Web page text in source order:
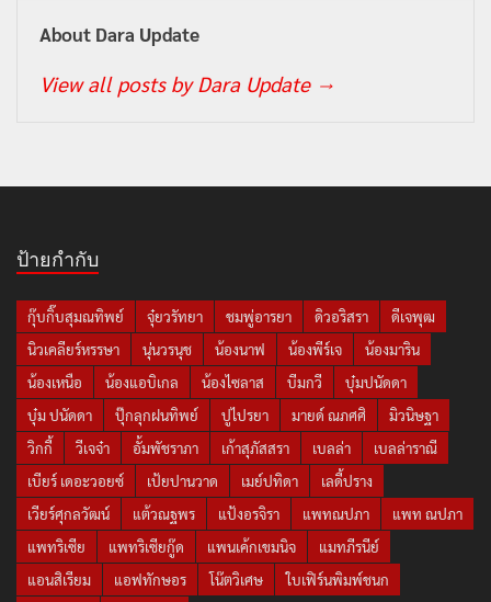
About Dara Update
View all posts by Dara Update →
ป้ายกำกับ
กุ๊บกิ๊บสุมณทิพย์ จุ๋ยวรัทยา ชมพู่อารยา ดิวอริสรา
ดีเจพุฒ
นิวเคลียร์หรรษา
นุ่นวรนุช น้องนาฟ น้องพีร์เจ
น้องมาริน
น้องเหนือ
น้องแอบิเกล น้องไซลาส บีมกวี
บุ๋มปนัดดา
บุ๋ม ปนัดดา
ปุ๊กลุกฝนทิพย์ ปูไปรยา มายด์ ณภศศิ
มิวนิษฐา
วิกกี้
วีเจจ๋า อั้มพัชราภา เก้าสุภัสสรา เบลล่า
เบลล่าราณี
เบียร์ เดอะวอยซ์
เป้ยปานวาด เมย์ปทิดา
เลดี้ปราง
เวียร์ศุกลวัฒน์
แต้วณฐพร แป้งอรจิรา แพทณปภา
แพท ณปภา
แพทริเซีย
แพทริเซียกู๊ด แพนเค้กเขมนิจ
แมทภีรนีย์
แอนสิเรียม
แอฟทักษอร โน๊ตวิเศษ
ใบเฟิร์นพิมพ์ชนก